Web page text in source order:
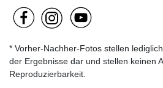
* Vorher-Nachher-Fotos stellen
der Ergebnisse dar und stellen keinen
Reproduzierbarkeit.